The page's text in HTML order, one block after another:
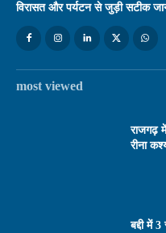
विरासत और पर्यटन से जुड़ी सटीक
most viewed
राजगढ़
रीना
बद्दी में